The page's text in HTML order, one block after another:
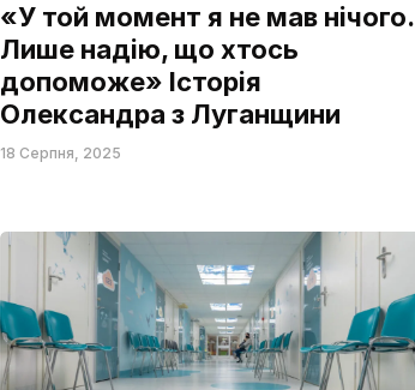
«У той момент я не мав нічого.
Лише надію, що хтось
допоможе» Історія
Олександра з Луганщини
18 Серпня, 2025